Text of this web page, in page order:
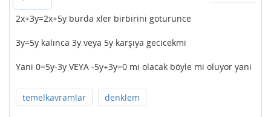
2x+3y=2x+5y burda xler birbirini goturunce
3y=5y kalınca 3y veya 5y karşıya gecicekmi
Yani 0=5y-3y VEYA -5y+3y=0 mi olacak böyle mi oluyor yani
temelkavramlar denklem